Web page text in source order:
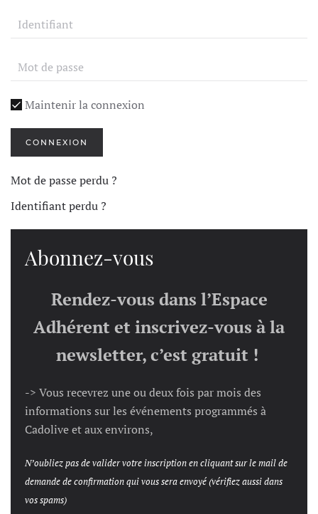
Maintenir la connexion
CONNEXION
Mot de passe perdu ?
Identifiant perdu ?
Abonnez-vous
Rendez-vous dans l’Espace
Adhérent et inscrivez-vous à la
newsletter, c’est gratuit !
-> Vous recevrez une ou deux fois par mois des
informations sur les événements programmés à
Cadolive et aux environs,
N’oubliez pas de valider votre inscription en cliquant sur le mail de
demande de confirmation qui vous sera envoyé (vérifiez aussi dans
vos spams)